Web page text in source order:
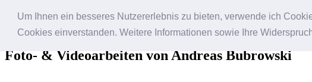
Um Ihnen ein besseres Nutzererlebnis zu bieten, verwende ich
Cookies einverstanden. Weitere Informationen sowie Ihre
Bildfantasien
Foto- & Videoarbeiten von Andreas Bubrowski